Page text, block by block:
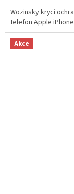
Wozinsky krycí
telefon Apple iPhone
Akce